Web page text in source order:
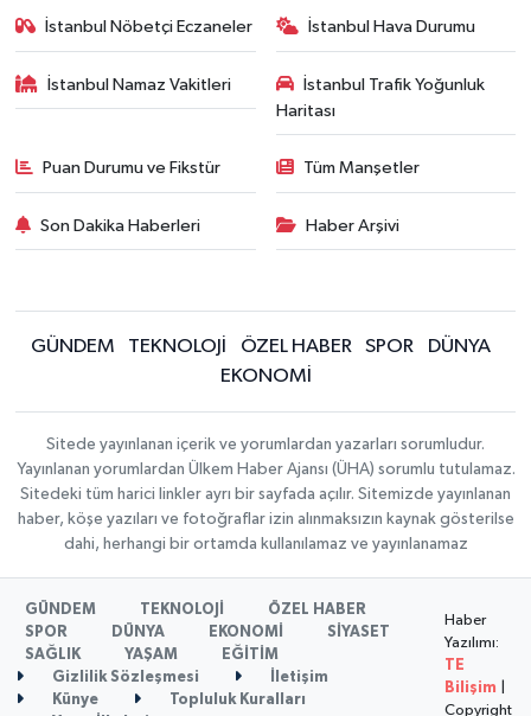
İstanbul Nöbetçi Eczaneler İstanbul Hava Durumu
İstanbul Namaz Vakitleri
İstanbul Trafik Yoğunluk
Haritası
Puan Durumu ve Fikstür Tüm Manşetler
Son Dakika Haberleri Haber Arşivi
GÜNDEM TEKNOLOJİ ÖZEL HABER SPOR
DÜNYA
EKONOMİ
Sitede yayınlanan içerik ve yorumlardan yazarları sorumludur.
Yayınlanan yorumlardan Ülkem Haber Ajansı (ÜHA) sorumlu tutulamaz.
Sitedeki tüm harici linkler ayrı bir sayfada açılır. Sitemizde yayınlanan
haber, köşe yazıları ve fotoğraflar izin alınmaksızın kaynak gösterilse
dahi, herhangi bir ortamda kullanılamaz ve yayınlanamaz
GÜNDEM TEKNOLOJİ
ÖZEL HABER
SPOR
DÜNYA EKONOMİ
SİYASET
SAĞLIK
YAŞAM
EĞİTİM
Gizlilik Sözleşmesi
İletişim
Künye
Topluluk Kuralları
Haber
Yazılımı:
TE
Bilişim
Copyright